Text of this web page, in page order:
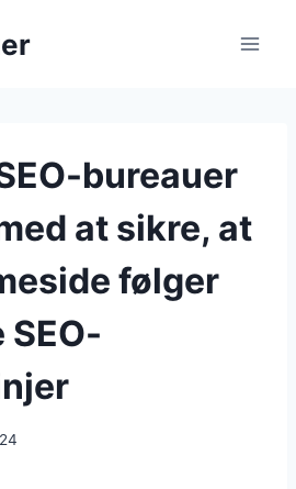
bureauer
at sikre, at
følger
SEO-